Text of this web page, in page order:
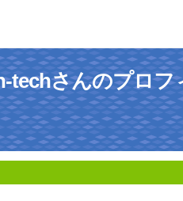
techさんのプロフ